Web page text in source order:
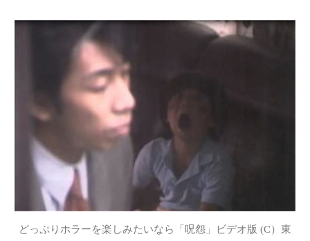
どっぷりホラーを楽しみたいなら「呪怨」ビデオ版 (C）東